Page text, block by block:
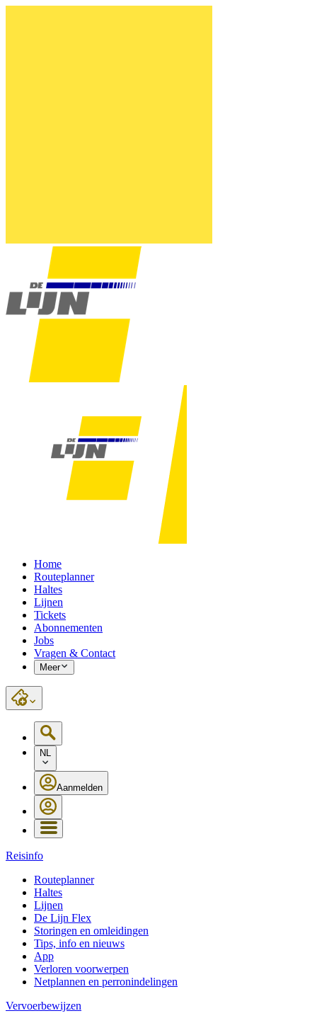
Home
Routeplanner
Haltes
Lijnen
Tickets
Abonnementen
Jobs
Vragen & Contact
Meer
NL
Aanmelden
Reisinfo
Routeplanner
Haltes
Lijnen
De Lijn Flex
Storingen en omleidingen
Tips, info en nieuws
App
Verloren voorwerpen
Netplannen en perronindelingen
Vervoerbewijzen